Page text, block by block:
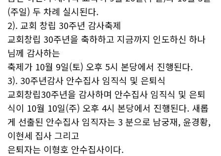
(주일) 두 차례 실시된다.
2). 교회 창립 30주년 감사축제
교회창립 30주년을 축하하고 지금까지 인도하신 하나
님께 감사하는
축제가 10월 9일(토) 오후 5시 본당에서 진행된다.
3). 30주년감사 안수집사 임직식 및 은퇴식
교회창립30주년을 감사하며 안수집사 임직식 및 은퇴
식이 10월 10일(주) 오후 4시 본당에서 진행된다. 새롭
게 선출된 안수집사 임직자는 3 분으로 남궁재, 윤경황,
이현세 집사 그리고
은퇴자는 이형호 안수집사이다.